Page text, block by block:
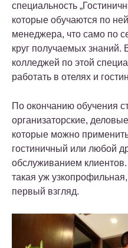
специальность
которые обучаются по
менеджера, что само по
круг получаемых знаний.
колледжей по этой
работать в отелях и
По окончанию обучения
организаторские,
которые можно
гостиничный или любой
обслуживанием
такая уж
первый взгляд.